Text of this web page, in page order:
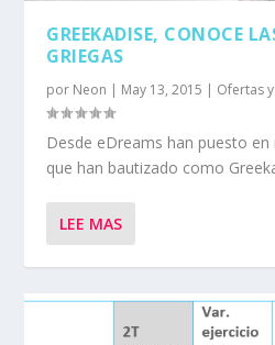
GREEKADISE, CONOCE
GRIEGAS
por Neon | May 13, 2015 | Ofertas
Desde eDreams han puesto
que han bautizado como
LEE MAS